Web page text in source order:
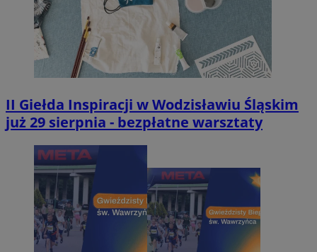
II Giełda Inspiracji w Wodzisławiu Śląskim
już 29 sierpnia - bezpłatne warsztaty